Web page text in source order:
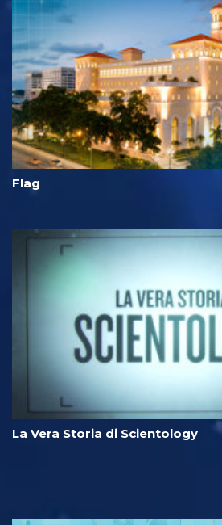
Flag
La Vera Storia di Scientology